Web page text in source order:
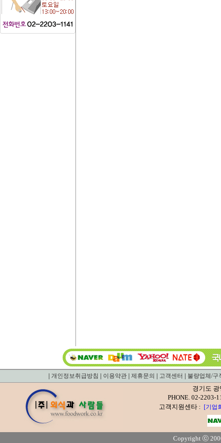
| 개인정보취급방침 | 이용약관| 제휴문의 | 고객센터 | 불량업체/구
경기도
PHONE. 02-2203-
고객지원센타 : [기업
Copyright ⓒ